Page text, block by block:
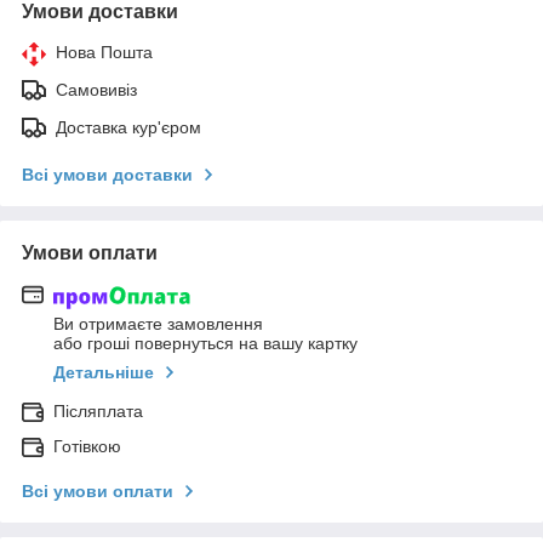
Умови доставки
Нова Пошта
Самовивіз
Доставка кур'єром
Всі умови доставки
Умови оплати
Ви отримаєте замовлення
або гроші повернуться на вашу картку
Детальніше
Післяплата
Готівкою
Всі умови оплати